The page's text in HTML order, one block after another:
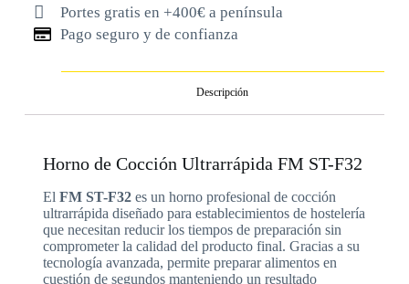
Portes gratis en +400€ a península
Pago seguro y de confianza
Descripción
Horno de Cocción Ultrarrápida FM ST-F32
El FM ST-F32es un horno profesional de cocción
ultrarrápida diseñado para establecimientos de hostelería
que necesitan reducir los tiempos de preparación sin
comprometer la calidad del producto final. Gracias a su
tecnología avanzada, permite preparar alimentos en
cuestión de segundos manteniendo un resultado